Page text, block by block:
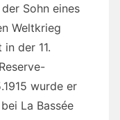
Sohn eines
Weltkrieg
der 11.
wurde er
La Bassée